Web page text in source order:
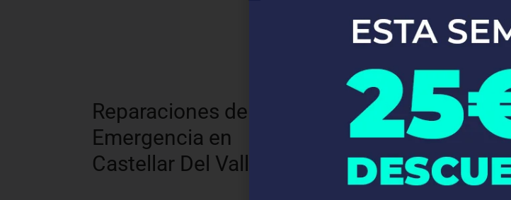
Nuestros
Reparaciones de
Emergencia en
Castellar Del Vallès
Instalaciones
Fontanería en
Del Vallès